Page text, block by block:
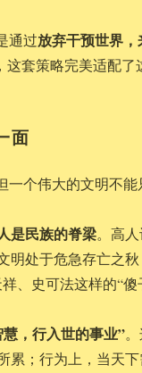
通过放弃干预世界
套策略完美适配了
面
一个伟大的文明不能
是民族的脊梁。高
明处于危急存亡之
、史可法这样的“
，行入世的事业”
累；行为上，当天